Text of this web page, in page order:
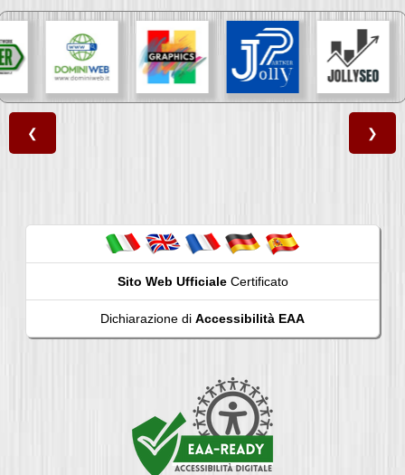
❮ ❯
Sito Web UfficialeCertificato
Dichiarazione di Accessibilità EAA